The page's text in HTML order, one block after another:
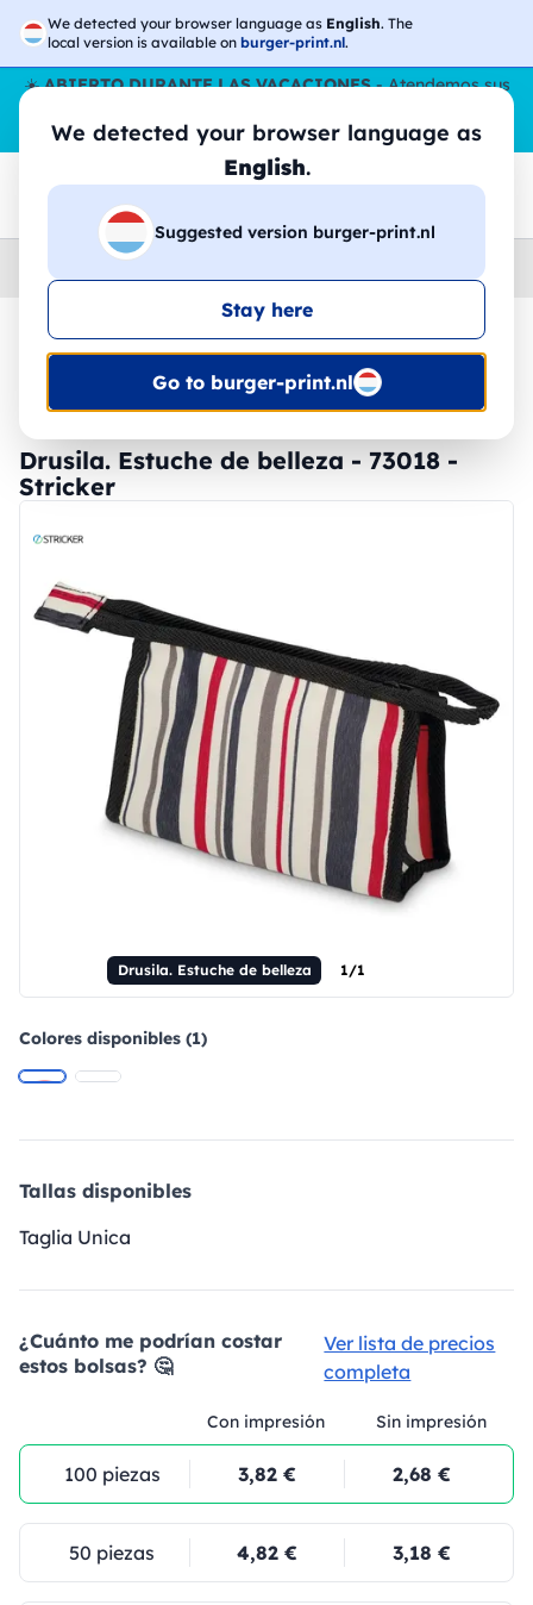
We detected your browser language as English. The
local version is available on burger-print.nl.
We detected your browser language as
English.
Suggested version burger-print.nl
Stay here
Go to burger-print.nl
☀️ABIERTO DURANTE LAS VACACIONES- Atendemos sus
pedidos durante todo el verano, incluso en agosto.
Sin parar
😎🌴
Home
🔥 -30% de impresión DTF
Drusila. Estuche de belleza - 73018 -
Stricker
Drusila. Estuche de belleza 1/1
Colores disponibles (1)
Tallas disponibles
Taglia Unica
¿Cuánto me podrían costar
estos bolsas? 🤔
Ver lista de precios
completa
Con impresión Sin impresión
100 piezas 3,82 € 2,68 €
50 piezas 4,82 € 3,18 €